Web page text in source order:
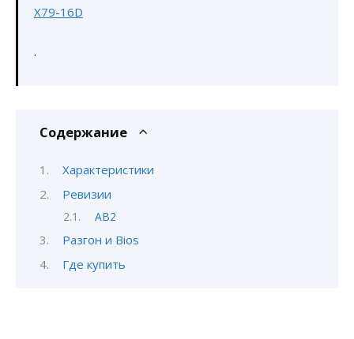
X79-16D
.
Содержание
Характеристики
Ревизии
AB2
Разгон и Bios
Где купить